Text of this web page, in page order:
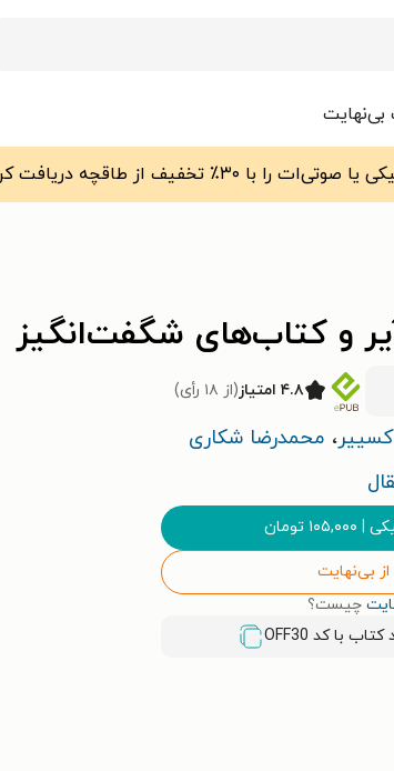
بی‌نهایت
و کتاب‌های شگفت‌انگیز
۴.۸ امتیاز (از ۱۸ رأی)
، محمدرضا شکاری
| ۱۰۵,۰۰۰ تومان
بی‌نهایت
چیست؟
OFF30